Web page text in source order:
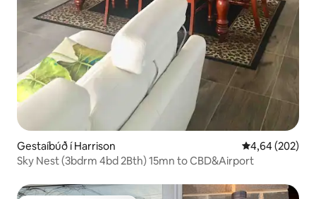
Gestaíbúð í Harrison 4,64 af 5 í
4,64 (202)
Sky Nest (3bdrm 4bd 2Bth) 15mn to CBD&Airport